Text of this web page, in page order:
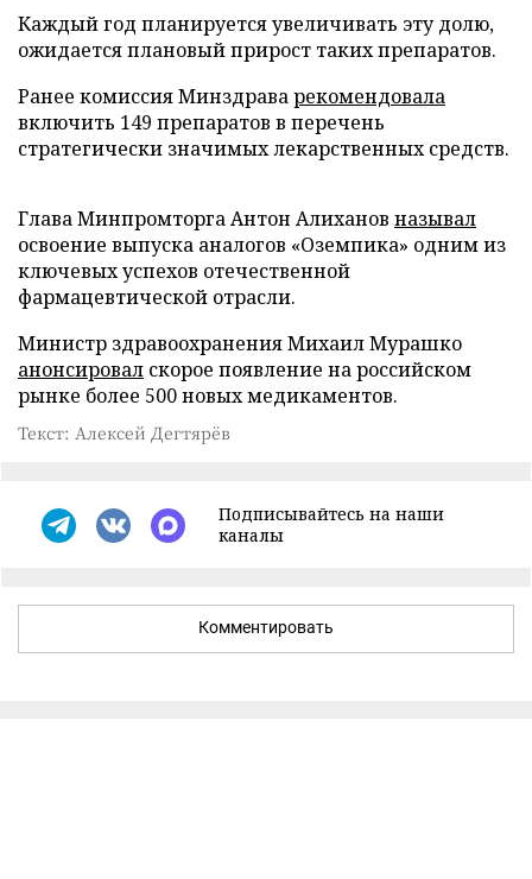
Каждый год планируется увеличивать эту долю,
ожидается плановый прирост таких препаратов.
Ранее комиссия Минздраварекомендовала
включить 149 препаратов в перечень
стратегически значимых лекарственных средств.
Глава Минпромторга Антон Алиханов называл
освоение выпуска аналогов «Оземпика» одним из
ключевых успехов отечественной
фармацевтической отрасли.
Министр здравоохранения Михаил Мурашко
анонсировал скорое появление на российском
рынке более 500 новых медикаментов.
Текст: Алексей Дегтярёв
Подписывайтесь на наши
каналы
Комментировать